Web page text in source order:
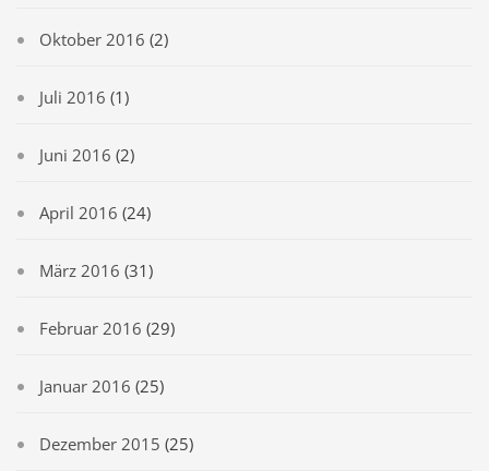
Oktober 2016 (2)
Juli 2016 (1)
Juni 2016 (2)
April 2016 (24)
März 2016 (31)
Februar 2016 (29)
Januar 2016 (25)
Dezember 2015 (25)